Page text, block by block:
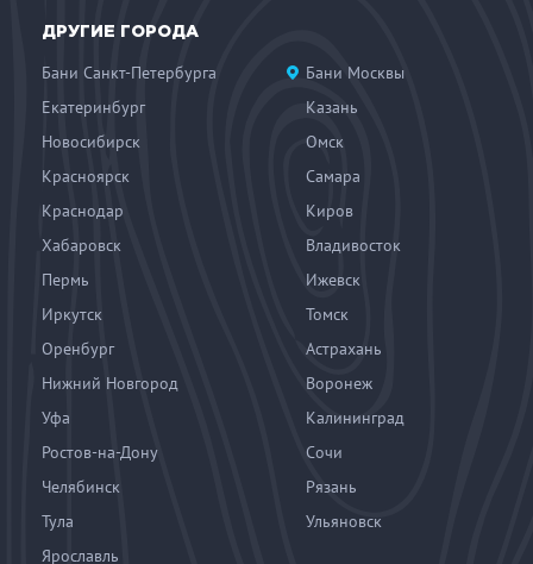
ДРУГИЕ ГОРОДА
Бани Санкт-Петербурга
Бани Москвы
Екатеринбург
Казань
Новосибирск
Омск
Красноярск
Самара
Краснодар
Киров
Хабаровск
Владивосток
Пермь
Ижевск
Иркутск
Томск
Оренбург
Астрахань
Нижний Новгород
Воронеж
Уфа
Калининград
Ростов-на-Дону
Сочи
Челябинск
Рязань
Тула
Ульяновск
Ярославль